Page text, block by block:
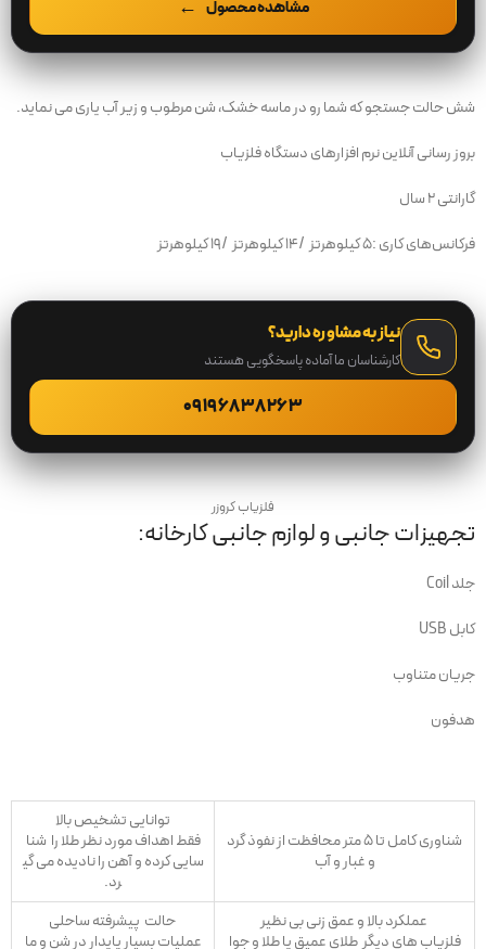
مشاهده محصول
شش حالت جستجو که شما رو درماسه خشک، شن مرطوب و زیر آب یاری می نماید.
بروز رسانی آنلاین نرم افزارهای دستگاه فلزیاب
گارانتی ۲ سال
فرکانس‌های کاری:۵ کیلوهرتز /۱۴ کیلوهرتز /۱۹ کیلوهرتز
نیاز به مشاوره دارید؟
کارشناسان ما آماده پاسخگویی هستند
09196838263
فلزیاب کروزر
تجهیزات جانبی و لوازم جانبی کارخانه:
جلدCoil
کابلUSB
جریان متناوب
هدفون
شناوری کامل تا ۵ متر
محافظت از نفوذ گرد
و غبار و آب
توانایی تشخیص بالا
فقط اهداف مورد نظر طلا را شنا
سایی کرده و آهن را نادیده می گی
رد.
عملکرد بالا و عمق زنی بی نظیر
فلزیاب های دیگر طلای عمیق یا طلا و جوا
حالت پیشرفته ساحلی
عملیات بسیار پایدار در شن و ما